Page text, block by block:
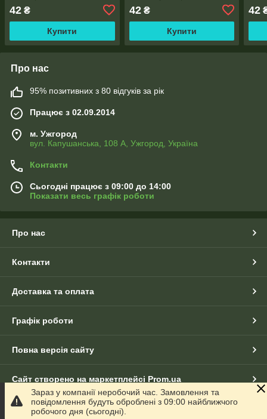
42 ₴
Купити
42₴
Купити
42
Про нас
95% позитивних з 80 відгуків за рік
Працює з 02.09.2014
м. Ужгород
вул. Капушанська, 108 А, Ужгород, Україна
Контакти
Сьогодні працює з 09:00 до 14:00
Показати весь графік роботи
Про нас
Контакти
Доставка та оплата
Графік роботи
Повна версія сайту
Сайт створено на маркетплейсі Prom.ua
Політика конфіденційності
Зараз у компанії неробочий час. Замовлення та
повідомлення будуть оброблені з 09:00 найближчого
робочого дня (сьогодні).